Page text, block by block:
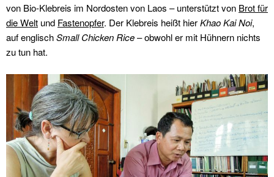
von Bio-Klebreis im Nordosten von Laos – unterstützt von Brot für
die Welt und Fastenopfer. Der Klebreis heißt hierKhao Kai Noi,
auf englischSmall Chicken Rice– obwohl er mit Hühnern nichts
zu tun hat.